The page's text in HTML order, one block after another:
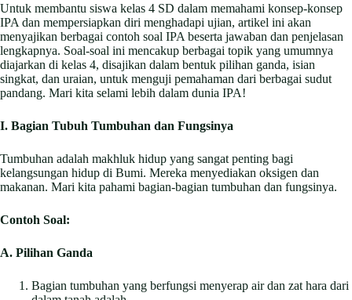
Untuk membantu siswa kelas 4 SD dalam memahami konsep-konsep
IPA dan mempersiapkan diri menghadapi ujian, artikel ini akan
menyajikan berbagai contoh soal IPA beserta jawaban dan penjelasan
lengkapnya. Soal-soal ini mencakup berbagai topik yang umumnya
diajarkan di kelas 4, disajikan dalam bentuk pilihan ganda, isian
singkat, dan uraian, untuk menguji pemahaman dari berbagai sudut
pandang. Mari kita selami lebih dalam dunia IPA!
I. Bagian Tubuh Tumbuhan dan Fungsinya
Tumbuhan adalah makhluk hidup yang sangat penting bagi
kelangsungan hidup di Bumi. Mereka menyediakan oksigen dan
makanan. Mari kita pahami bagian-bagian tumbuhan dan fungsinya.
Contoh Soal:
A. Pilihan Ganda
Bagian tumbuhan yang berfungsi menyerap air dan zat hara dari